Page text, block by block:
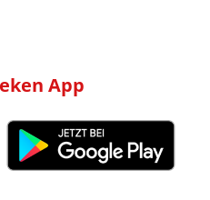
App